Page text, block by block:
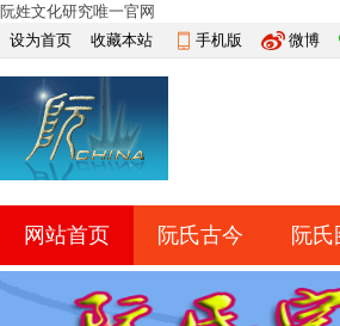
阮姓文化研究唯一官网
设为首页
收藏本站 手机版 微博
快捷导航
网站首页 阮氏古今 阮
网上祭祀 排行榜